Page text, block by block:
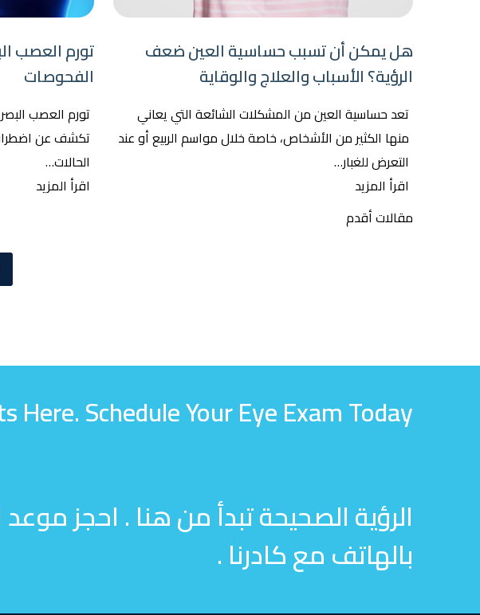
هل يمكن أن تسبب حساسية العين ضعف
الرؤية؟ الأسباب والعلاج والوقاية
تعد حساسية العين من المشكلات الشائعة التي يعاني
منها الكثير من الأشخاص، خاصة خلال مواسم الربيع أو عند
التعرض للغبار…
اقرأ المزيد
تورم العصب
الفحوصات
تورم العصب
تكشف عن
الحالات…
اقرأ المزيد
تصفّح
مقالات أقدم
Here. Schedule Your Eye Exam Today
الرؤية الصحيحة تبدأ من هنا . احجز
بالهاتف مع كادرنا .